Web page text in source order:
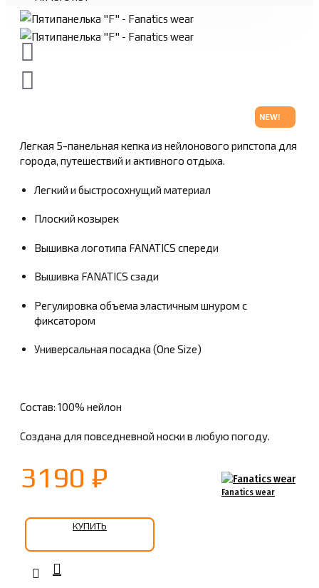
NEW!
Легкая 5-панельная кепка из нейлонового рипстопа для
города, путешествий и активного отдыха.
Легкий и быстросохнущий материал
Плоский козырек
Вышивка логотипа FANATICS спереди
Вышивка FANATICS сзади
Регулировка объема эластичным шнуром с
фиксатором
Универсальная посадка (One Size)
Состав: 100% нейлон
Создана для повседневной носки в любую погоду.
3190 ₽ Fanatics wear
КУПИТЬ